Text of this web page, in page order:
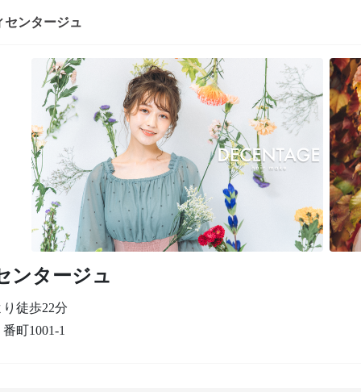
センタージュ
ンタージュ
徒歩22分
町1001-1